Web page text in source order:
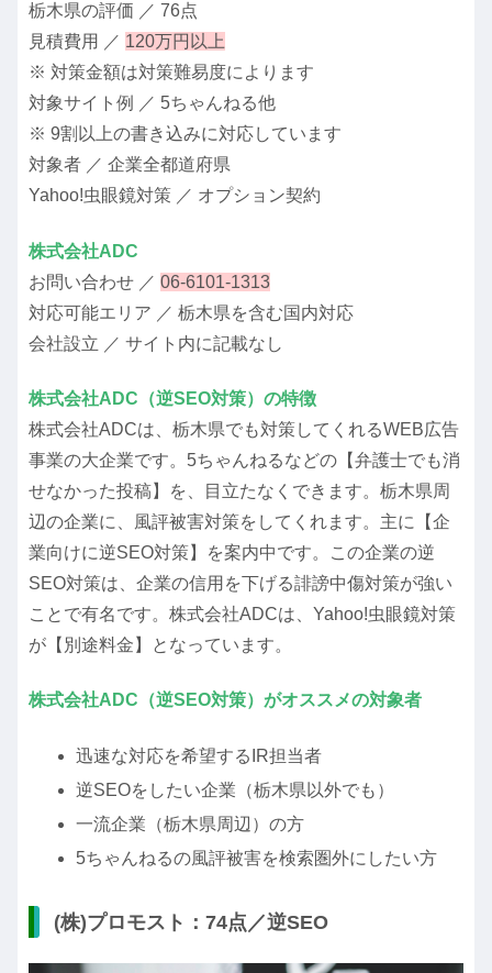
栃木県の評価 ／ 76点
見積費用 ／ 120万円以上
※ 対策金額は対策難易度によります
対象サイト例 ／ 5ちゃんねる他
※ 9割以上の書き込みに対応しています
対象者 ／ 企業全都道府県
Yahoo!虫眼鏡対策 ／ オプション契約
株式会社ADC
お問い合わせ ／ 06-6101-1313
対応可能エリア ／ 栃木県を含む国内対応
会社設立 ／ サイト内に記載なし
株式会社ADC（逆SEO対策）の特徴
株式会社ADCは、栃木県でも対策してくれるWEB広告
事業の大企業です。5ちゃんねるなどの【弁護士でも消
せなかった投稿】を、目立たなくできます。栃木県周
辺の企業に、風評被害対策をしてくれます。主に【企
業向けに逆SEO対策】を案内中です。この企業の逆
SEO対策は、企業の信用を下げる誹謗中傷対策が強い
ことで有名です。株式会社ADCは、Yahoo!虫眼鏡対策
が【別途料金】となっています。
株式会社ADC（逆SEO対策）がオススメの対象者
迅速な対応を希望するIR担当者
逆SEOをしたい企業（栃木県以外でも）
一流企業（栃木県周辺）の方
5ちゃんねるの風評被害を検索圏外にしたい方
(株)プロモスト：74点／逆SEO